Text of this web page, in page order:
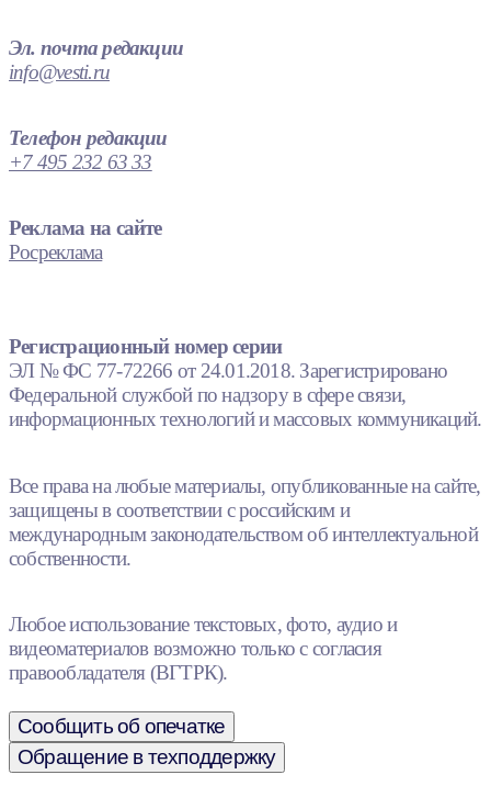
Эл. почта редакции
info@vesti.ru
Телефон редакции
+7 495 232 63 33
Реклама на сайте
Росреклама
Регистрационный номер серии
ЭЛ № ФС 77-72266 от 24.01.2018. Зарегистрировано
Федеральной службой по надзору в сфере связи,
информационных технологий и массовых коммуникаций.
Все права на любые материалы, опубликованные на сайте,
защищены в соответствии с российским и
международным законодательством об интеллектуальной
собственности.
Любое использование текстовых, фото, аудио и
видеоматериалов возможно только с согласия
правообладателя (ВГТРК).
Сообщить об опечатке
Обращение в техподдержку